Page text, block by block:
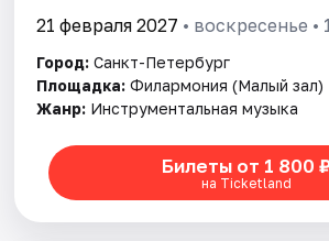
21 февраля 2027 • воскресенье •
Город: Санкт-Петербург
Площадка: Филармония (Малый зал)
Жанр: Инструментальная музыка
Билеты от 1 800
на Ticketland